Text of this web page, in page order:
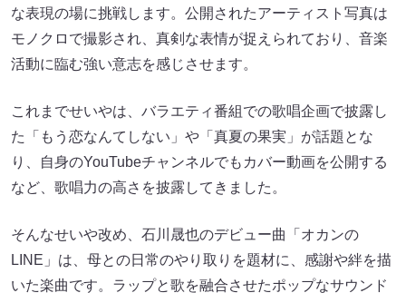
な表現の場に挑戦します。公開されたアーティスト写真は
モノクロで撮影され、真剣な表情が捉えられており、音楽
活動に臨む強い意志を感じさせます。
これまでせいやは、バラエティ番組での歌唱企画で披露し
た「もう恋なんてしない」や「真夏の果実」が話題とな
り、自身のYouTubeチャンネルでもカバー動画を公開する
など、歌唱力の高さを披露してきました。
そんなせいや改め、石川晟也のデビュー曲「オカンの
LINE」は、母との日常のやり取りを題材に、感謝や絆を描
いた楽曲です。ラップと歌を融合させたポップなサウンド